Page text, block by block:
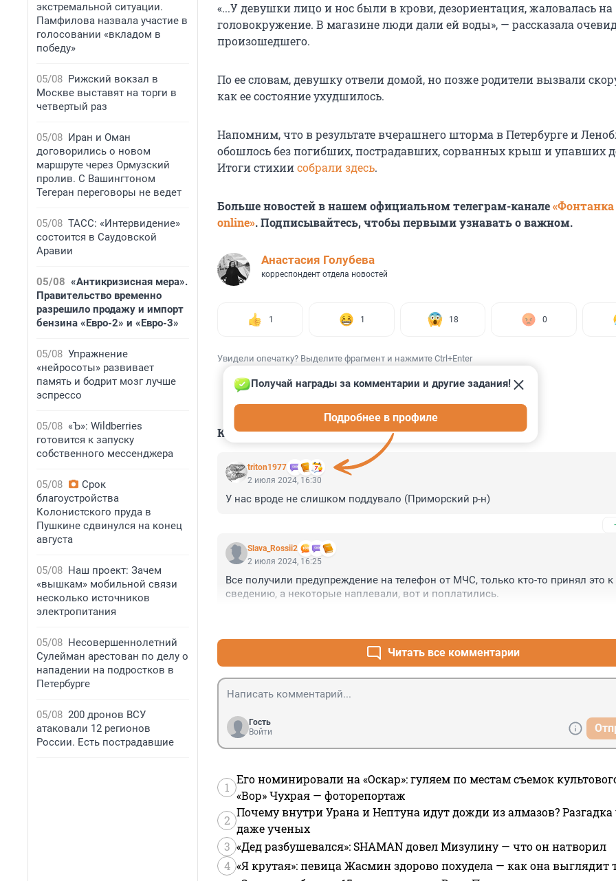
экстремальной ситуации.
Памфилова назвала участие в
голосовании «вкладом в
победу»
05/08 Рижский вокзал в
Москве выставят на торги в
четвертый раз
05/08 Иран и Оман
договорились о новом
маршруте через Ормузский
пролив. С Вашингтоном
Тегеран переговоры не ведет
05/08 ТАСС: «Интервидение»
состоится в Саудовской
Аравии
05/08 «Антикризисная мера».
Правительство временно
разрешило продажу и импорт
бензина «Евро-2» и «Евро-3»
05/08 Упражнение
«нейросоты» развивает
память и бодрит мозг лучше
эспрессо
05/08 «Ъ»: Wildberries
готовится к запуску
собственного мессенджера
05/08
Срок
благоустройства
Колонистского пруда в
Пушкине сдвинулся на конец
августа
05/08 Наш проект: Зачем
«вышкам» мобильной связи
несколько источников
электропитания
05/08 Несовершеннолетний
Сулейман арестован по делу о
нападении на подростков в
Петербурге
05/08 200 дронов ВСУ
атаковали 12 регионов
России. Есть пострадавшие
«...У девушки лицо и нос были в крови, дезориентация, жаловалась на
головокружение. В магазине люди дали ей воды», — рассказала
произошедшего.
По ее словам, девушку отвели домой, но позже родители вызвали
как ее состояние ухудшилось.
Напомним, что в результате вчерашнего шторма в Петербурге и
обошлось без погибших, пострадавших, сорванных крыш и упавших
Итоги стихиисобрали здесь.
Больше новостей в нашем официальном телеграм-канале«Фонтанка
online». Подписывайтесь, чтобы первыми узнавать о важном.
Анастасия Голубева
корреспондент отдела новостей
1 1 18 0
Увидели опечатку? Выделите фрагмент и нажмите Ctrl+Enter
КОММЕНТАРИИ 13
triton1977
Получай награды за комментарии и другие задания!
Подробнее в профиле
2 июля 2024, 16:30
У нас вроде не слишком поддувало (Приморский р-н)
Slava_Rossii2
2 июля 2024, 16:25
Все получили предупреждение на телефон от МЧС, только кто-то принял это к
сведению, а некоторые наплевали, вот и поплатились.
Читать все комментарии
Гость
Войти
1
Его номинировали на «Оскар»: гуляем по местам съемок
«Вор» Чухрая — фоторепортаж
2
Почему внутри Урана и Нептуна идут дожди из алмазов?
даже ученых
3 «Дед разбушевался»: SHAMAN довел Мизулину — что он натворил
4 «Я крутая»: певица Жасмин здорово похудела — как она выглядит